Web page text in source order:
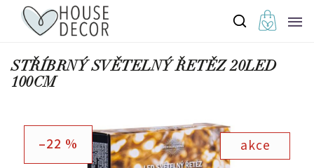
STŘÍBRNÝ SVĚTELNÝ ŘETĚZ 20LED
100CM
akce
–22 %